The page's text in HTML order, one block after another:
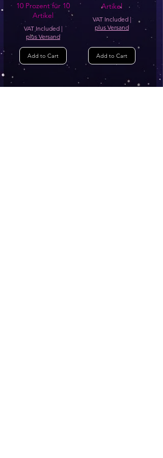
10 Prozent für 10
Artikel
VAT Included|
plus Versand
Add to Cart
Artikel
VAT Included|
plus Versand
Add to Cart